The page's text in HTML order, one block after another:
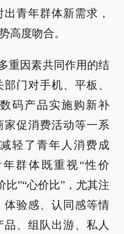
青年群体新需求，
高度吻合。
重因素共同作用的结
门对手机、平板、
码产品实施购新补
家促消费活动等一系
轻了青年人消费成
群体既重视“性价
比”“心价比”，尤其注
体验感、认同感等情
、组队出游、私人